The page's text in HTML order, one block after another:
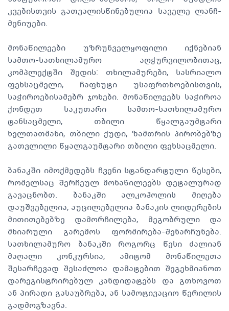
კვებისთვის გათვალისწინებულია საველე ლანჩ-
მენიუები.
მონაწილეები უზრუნველყოფილი იქნებიან
სამთო-სათხილამურო აღჭურვილობითაც,
კომპლექტში შედის: თხილამურები, სასრიალო
ფეხსაცმელი, ჩაფხუტი უსაფრთხოებისთვის,
საჭიროებისამებრ ჯოხები. მონაწილეებს საჭიროა
ქონდეთ საკუთარი სამთო-სათხილამურო
ტანსაცმელი, თბილი წყალგაუმტარი
ხელთათმანი, თბილი ქუდი, ზამთრის პირობებზე
გათვლილი წყალგაუმტარი თბილი ფეხსაცმელი.
ბანაკში იმოქმედებს ჩვენი სტანდარტული წესები,
რომელსაც შერჩეულ მონაწილეებს დეტალურად
გავაცნობთ. ბანაკში ალკოჰოლის მიღება
დაუშვებელია, აუცილებელია ბანაკის ლიდერების
მითითებებზე დამორჩილება, მეგობრული და
მხიარული გარემოს ფორმირება-შენარჩუნება.
სათხილამურო ბანაკში როგორც წესი ძალიან
მაღალი კონკურსია, ამიტომ მონაწილეთა
შესარჩევად შესაძლოა დამატებით შეგეხმიანოთ
დარეგისტრირებულ კანდიდატებს და გთხოვოთ
ან პირადი გასაუბრება, ან სამოტივაციო წერილის
გადმოგზავნა.